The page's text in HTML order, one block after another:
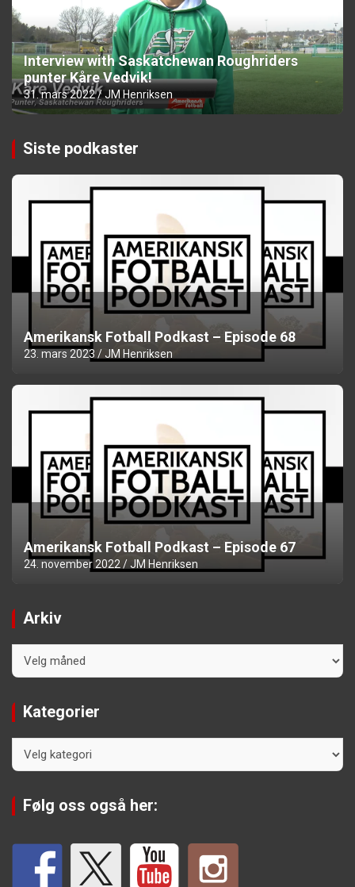
Interview with Saskatchewan Roughriders
punter Kåre Vedvik!
31. mars 2022 JM Henriksen
Siste podkaster
Amerikansk Fotball Podkast – Episode 68
23. mars 2023 JM Henriksen
Amerikansk Fotball Podkast – Episode 67
24. november 2022 JM Henriksen
Arkiv
Kategorier
Følg oss også her: